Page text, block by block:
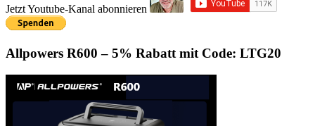
Jetzt Youtube-Kanal abonnieren
Allpowers R600 – 5% Rabatt mit Code: LTG20